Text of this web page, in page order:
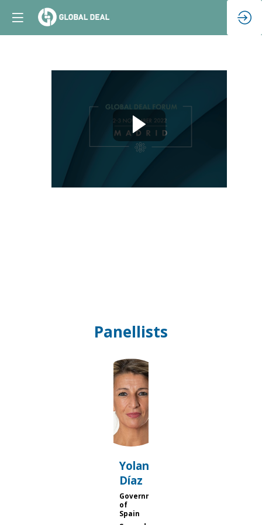
Sesión
clausura
Panellists
YD
Yolanda
Díaz
Government
of
Spain